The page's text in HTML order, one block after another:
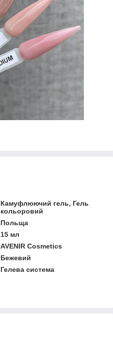
Камуфлюючий гель, Гель
кольоровий
Польща
15 мл
AVENIR Cosmetics
Бежевий
Гелева система